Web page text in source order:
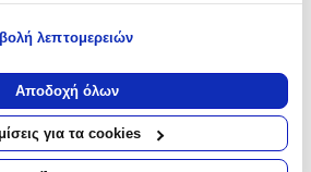
σχετικά με τη γεωγραφική
μπορεί να είναι ακριβείς σε
μέτρων
τη συσκευή σας σαρώνοντας ενεργά
(δακτυλικό αποτύπωμα)
λεπτομερειών
Αποδοχή όλων
για τα cookies